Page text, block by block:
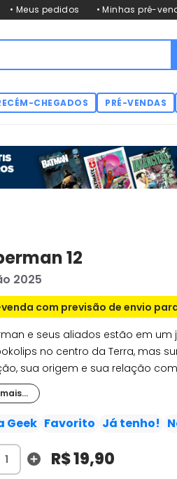
• Meus pedidos • Minhas pré-
CHEGADOS PRÉ-VENDAS
12
2025
com previsão de envio
e seus aliados estão em
no centro da Terra, mas
sua origem e sua relação
de Superboy. Primeira
Geek Favorito Já tenho!
R$ 19,90